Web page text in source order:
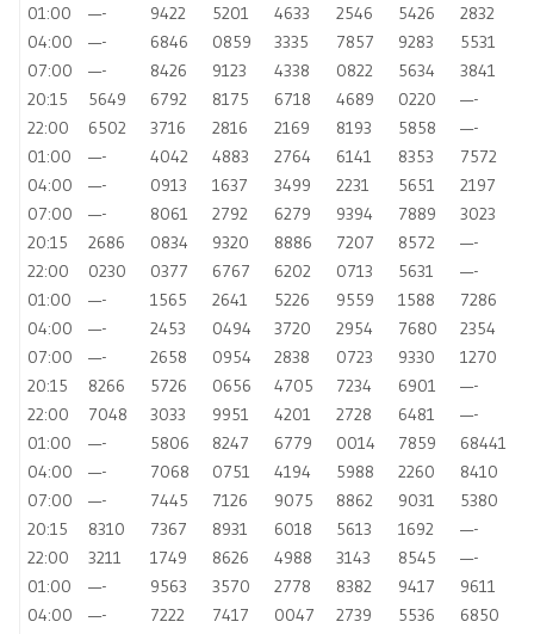
01:00
—- 9422 5201 4633 2546 5426
2832
04:00
—- 6846 0859 3335 7857 9283
5531
07:00
—- 8426 9123 4338 0822 5634
3841
20:15
5649 6792 8175 6718 4689 0220
—-
22:00
6502 3716 2816 2169 8193 5858
—-
01:00
—- 4042 4883 2764 6141 8353
7572
04:00
—- 0913 1637 3499 2231 5651
2197
07:00
—- 8061 2792 6279 9394 7889
3023
20:15
2686 0834 9320 8886 7207 8572
—-
22:00
0230 0377 6767 6202 0713 5631
—-
01:00
—- 1565 2641 5226 9559 1588
7286
04:00
—- 2453 0494 3720 2954 7680
2354
07:00
—- 2658 0954 2838 0723 9330
1270
20:15
8266 5726 0656 4705 7234 6901
—-
22:00
7048 3033 9951 4201 2728 6481
—-
01:00
—- 5806 8247 6779 0014 7859
68441
04:00
—- 7068 0751 4194 5988 2260
8410
07:00
—- 7445 7126 9075 8862 9031
5380
20:15
8310 7367 8931 6018 5613 1692
—-
22:00
3211 1749 8626 4988 3143 8545
—-
01:00
—- 9563 3570 2778 8382 9417
9611
04:00
—- 7222 7417 0047 2739 5536
6850